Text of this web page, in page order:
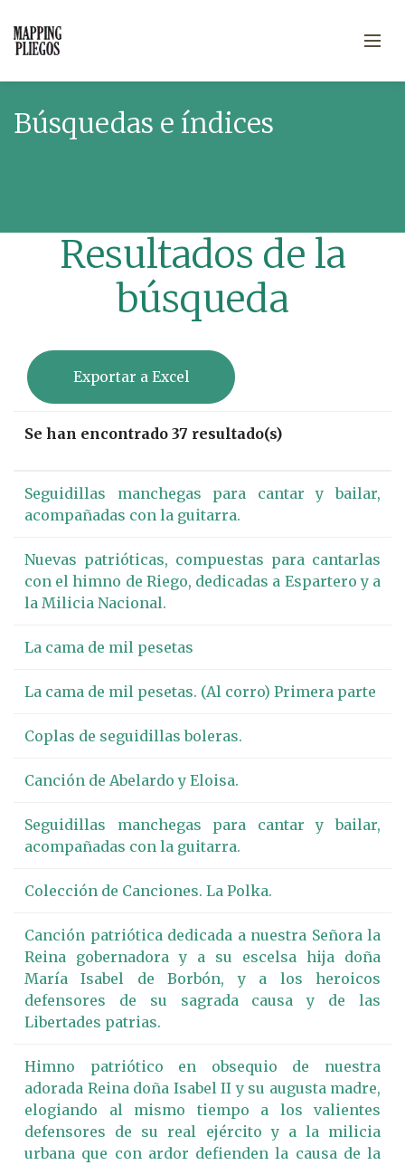
Búsquedas e índices
Resultados de la
búsqueda
Exportar a Excel
Se han encontrado 37 resultado(s)
Seguidillas manchegas para cantar y bailar,
acompañadas con la guitarra.
Nuevas patrióticas, compuestas para cantarlas
con el himno de Riego, dedicadas a Espartero y a
la Milicia Nacional.
La cama de mil pesetas
La cama de mil pesetas. (Al corro) Primera parte
Coplas de seguidillas boleras.
Canción de Abelardo y Eloisa.
Seguidillas manchegas para cantar y bailar,
acompañadas con la guitarra.
Colección de Canciones. La Polka.
Canción patriótica dedicada a nuestra Señora la
Reina gobernadora y a su escelsa hija doña
María Isabel de Borbón, y a los heroicos
defensores de su sagrada causa y de las
Libertades patrias.
Himno patriótico en obsequio de nuestra
adorada Reina doña Isabel II y su augusta madre,
elogiando al mismo tiempo a los valientes
defensores de su real ejército y a la milicia
urbana que con ardor defienden la causa de la